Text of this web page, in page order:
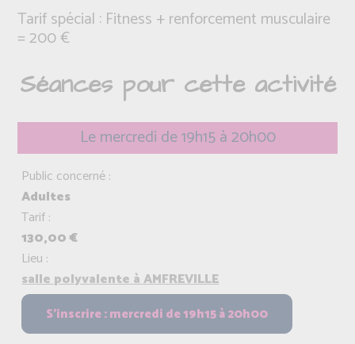
Tarif spécial : Fitness + renforcement musculaire
= 200 €
Séances pour cette activité
Le mercredi de 19h15 à 20h00
Public concerné :
Adultes
Tarif :
130,00 €
Lieu :
salle polyvalente à AMFREVILLE